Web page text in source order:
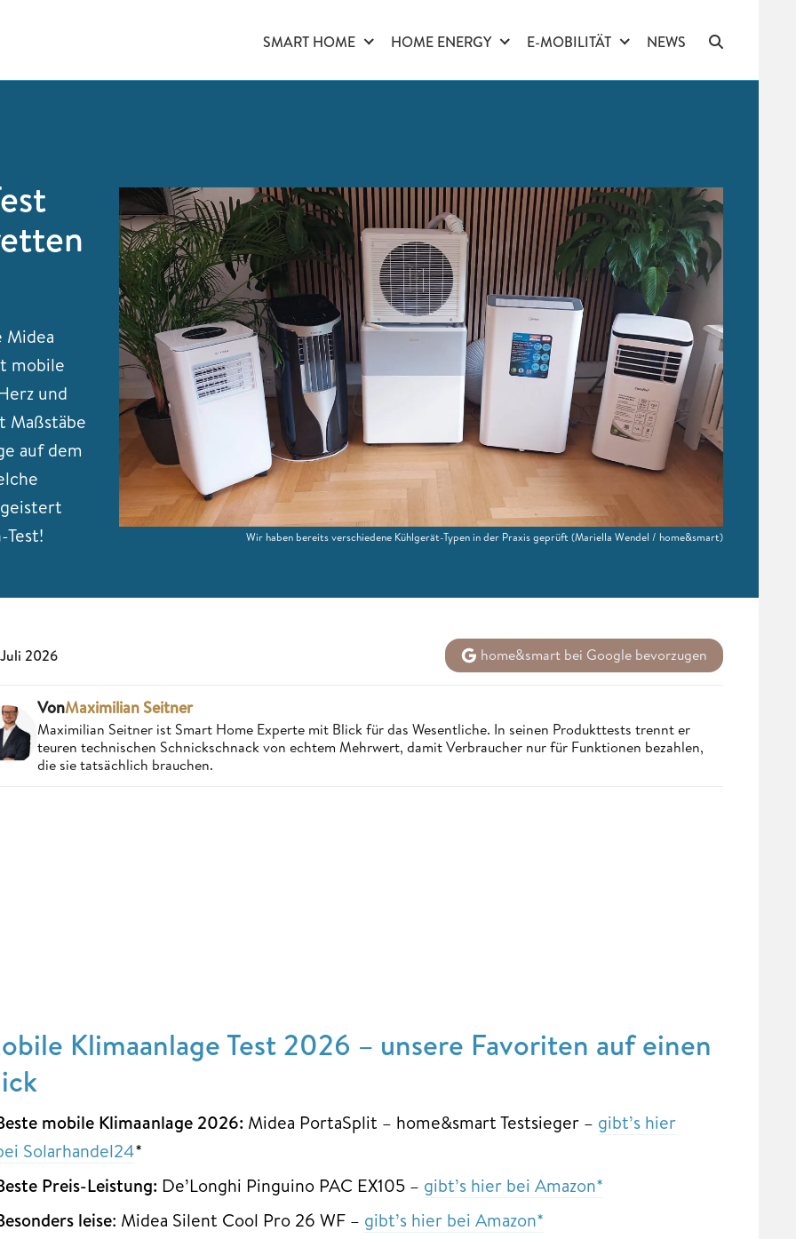
SMART HOME HOME ENERGY E-MOBILITÄT NEWS
Midea
mobile
und
Maßstäbe
auf dem
Wir haben bereits verschiedene Kühlgerät-Typen in der Praxis geprüft (Mariella Wendel / home&smart)
2026 home&smart bei Google bevorzugen
VonMaximilian Seitner
Maximilian Seitner ist Smart Home Experte mit Blick für das Wesentliche. In seinen Produkttests trennt er
teuren technischen Schnickschnack von echtem Mehrwert, damit Verbraucher nur für Funktionen bezahlen,
die sie tatsächlich brauchen.
Klimaanlage Test 2026 – unsere Favoriten auf einen
mobile Klimaanlage 2026: Midea PortaSplit – home&smart Testsieger – gibt’s hier
Solarhandel24*
Preis-Leistung: De’Longhi Pinguino PAC EX105 – gibt’s hier bei Amazon*
leise: Midea Silent Cool Pro 26 WF – gibt’s hier bei Amazon*